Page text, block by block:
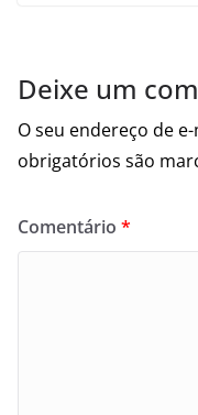
Deixe um
O seu endereço de
obrigatórios são
Comentário *